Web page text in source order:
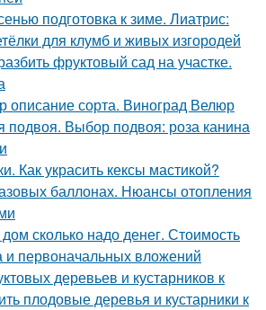
подготовка к зиме. Лиатрис:
для клумб и живых изгородей
фруктовый сад на участке.
описание сорта. Виноград Велюр
подвоя. Выбор подвоя: роза канина
Как украсить кексы мастикой?
баллонах. Нюансы отопления
сколько надо денег. Стоимость
и первоначальных вложений
деревьев и кустарников к
плодовые деревья и кустарники к